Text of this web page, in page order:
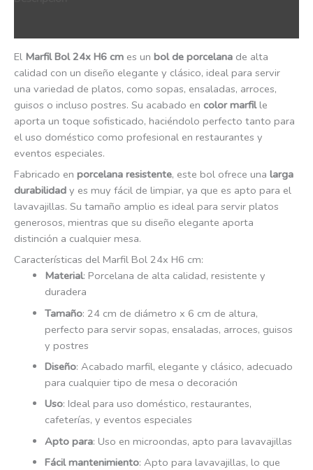
El Marfil Bol 24x H6 cm es un bol de porcelana de alta
calidad con un diseño elegante y clásico, ideal para servir
una variedad de platos, como sopas, ensaladas, arroces,
guisos o incluso postres. Su acabado en color marfille
aporta un toque sofisticado, haciéndolo perfecto tanto para
el uso doméstico como profesional en restaurantes y
eventos especiales.
Fabricado en porcelana resistente, este bol ofrece una larga
durabilidad y es muy fácil de limpiar, ya que es apto para el
lavavajillas. Su tamaño amplio es ideal para servir platos
generosos, mientras que su diseño elegante aporta
distinción a cualquier mesa.
Características del Marfil Bol 24x H6 cm:
Material: Porcelana de alta calidad, resistente y
duradera
Tamaño: 24 cm de diámetro x 6 cm de altura,
perfecto para servir sopas, ensaladas, arroces, guisos
y postres
Diseño: Acabado marfil, elegante y clásico, adecuado
para cualquier tipo de mesa o decoración
Uso: Ideal para uso doméstico, restaurantes,
cafeterías, y eventos especiales
Apto para: Uso en microondas, apto para lavavajillas
Fácil mantenimiento: Apto para lavavajillas, lo que